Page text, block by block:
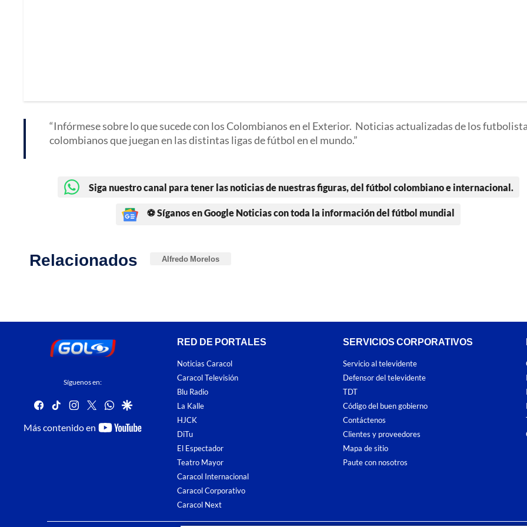
Infórmese sobre lo que sucede con los Colombianos en el Exterior. Noticias actualizadas de los
colombianos que juegan en las distintas ligas de fútbol en el mundo.
Siga nuestro canal para tener las noticias de nuestras figuras, del fútbol colombiano e internacional.
⚽ Síganos en Google Noticias con toda la información del fútbol mundial
Relacionados Alfredo Morelos
Síguenos en:
facebook
tiktokinstagram
twitterwhatsapp
google
Más contenido en
youtube-
RED DE PORTALES
Noticias Caracol
Caracol Televisión
Blu Radio
La Kalle
HJCK
DiTu
El Espectador
Teatro Mayor
Caracol Internacional
Caracol Corporativo
Caracol Next
SERVICIOS CORPORATIVOS
Servicio al televidente
Defensor del televidente
TDT
Código del buen gobierno
Contáctenos
Clientes y proveedores
Mapa de sitio
Paute con nosotros